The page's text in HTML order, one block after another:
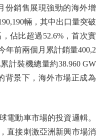
銷售展現強勁的海外增
輛，其中出口量突破
佔比超過52.6%，首次實
年前兩個月累計銷量400,2
計裝機總量約38.960 GW
背景下，海外市場正成為
動車市場的投資邏輯。
直接刺激亞洲新興市場消